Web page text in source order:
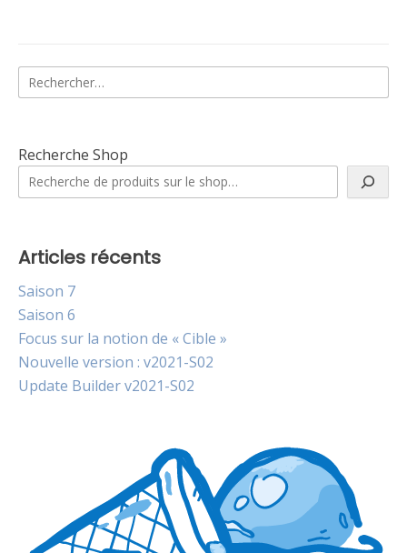
Rechercher :
Recherche Shop
Articles récents
Saison 7
Saison 6
Focus sur la notion de « Cible »
Nouvelle version : v2021-S02
Update Builder v2021-S02